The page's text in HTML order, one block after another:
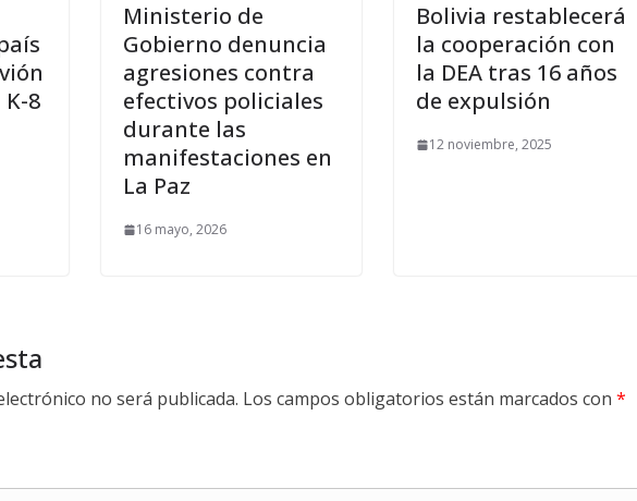
8
Ministerio de
Gobierno denuncia
agresiones contra
efectivos policiales
durante las
manifestaciones en
La Paz
16 mayo, 2026
Bolivia restablecerá
la cooperación con
la DEA tras 16 años
de expulsión
12 noviembre, 2025
no será publicada. Los campos obligatorios están marcados con *